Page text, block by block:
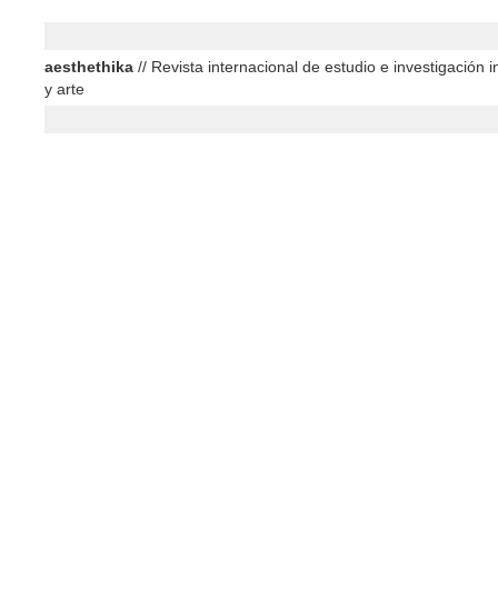
aesthethika // Revista internacional de estudio e investigación
y arte